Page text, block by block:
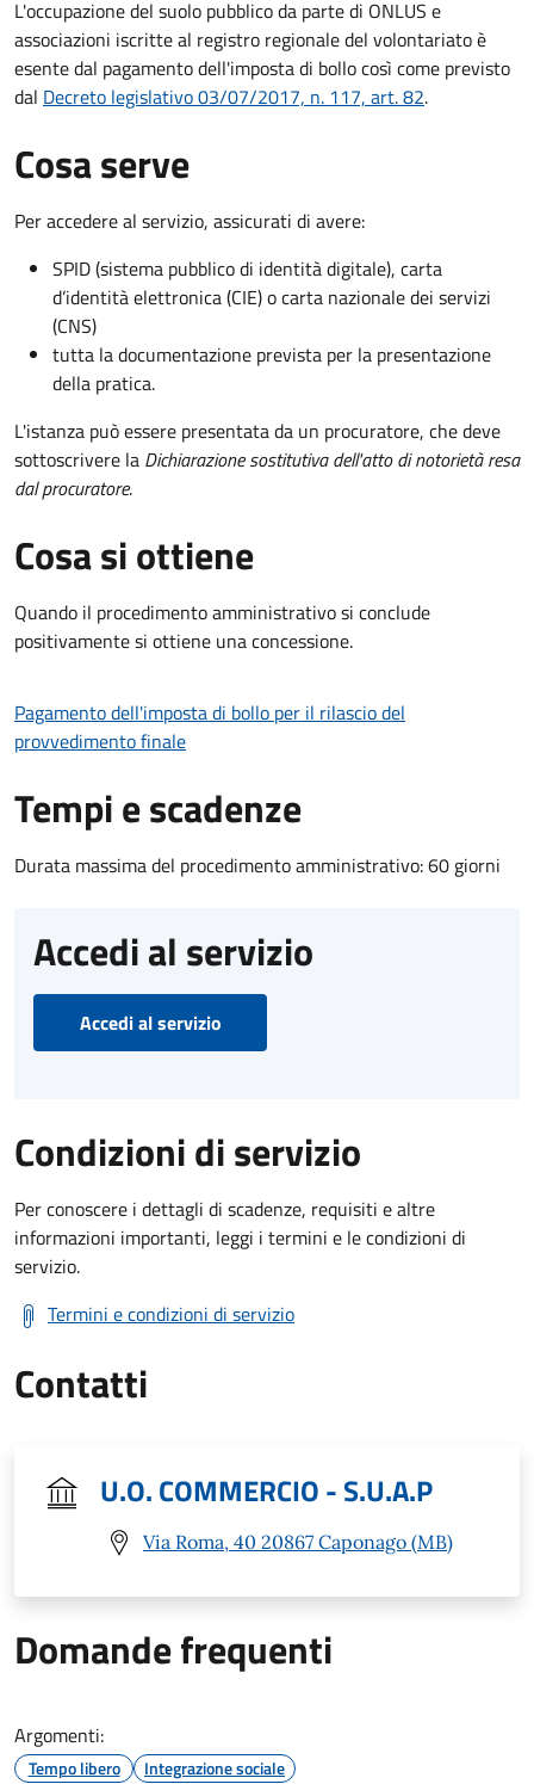
L'occupazione del suolo pubblico da parte di ONLUS e
associazioni iscritte al registro regionale del volontariato è
esente dal pagamento dell'imposta di bollo così come previsto
dal Decreto legislativo 03/07/2017, n. 117, art. 82.
Cosa serve
Per accedere al servizio, assicurati di avere:
SPID (sistema pubblico di identità digitale), carta
d’identità elettronica (CIE) o carta nazionale dei servizi
(CNS)
tutta la documentazione prevista per la presentazione
della pratica.
L'istanza può essere presentata da un procuratore, che deve
sottoscrivere la Dichiarazione sostitutiva dell'atto di notorietà resa
dal procuratore.
Cosa si ottiene
Quando il procedimento amministrativo si conclude
positivamente si ottiene una concessione.
Pagamento dell'imposta di bollo per il rilascio del
provvedimento finale
Tempi e scadenze
Durata massima del procedimento amministrativo: 60 giorni
Accedi al servizio
Accedi al servizio
Condizioni di servizio
Per conoscere i dettagli di scadenze, requisiti e altre
informazioni importanti, leggi i termini e le condizioni di
servizio.
Termini e condizioni di servizio
Contatti
U.O. COMMERCIO - S.U.A.P
Via Roma, 40 20867 Caponago (MB)
Domande frequenti
Argomenti:
Tempo libero Integrazione sociale